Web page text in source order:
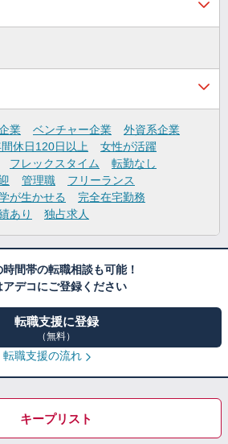
業 ベンチャー企業
外資系企業
休日120日以上
女性が活躍
フレックスタイム
転勤なし
管理職
フリーランス
が生かせる
完全在宅勤務
あり 独占求人
間帯の転職相談も可能！
アデコにご登録ください
転職支援に登録
（無料）
転職支援の流れ
キープリスト